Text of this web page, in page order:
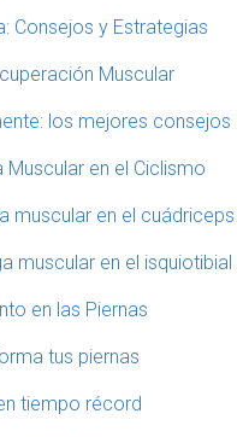
Consejos y Estrategias
Muscular
los mejores consejos
en el Ciclismo
muscular en el cuádriceps
muscular en el isquiotibial
en las Piernas
tus piernas
tiempo récord